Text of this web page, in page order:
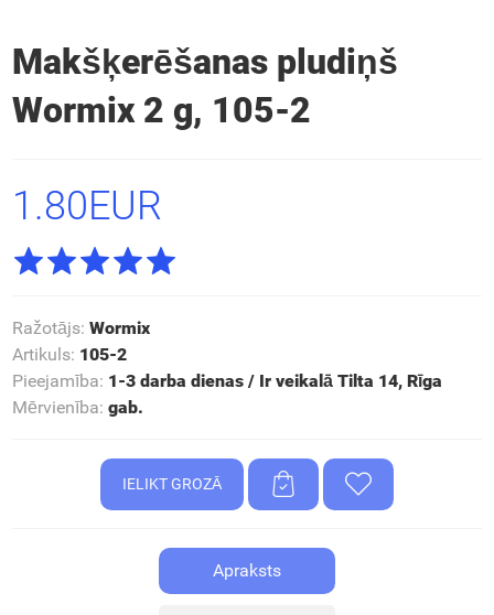
Makšķerēšanas pludiņš
Wormix 2 g, 105-2
1.80EUR
Ražotājs: Wormix
Artikuls: 105-2
Pieejamība: 1-3 darba dienas / Ir veikalā Tilta 14, Rīga
Mērvienība: gab.
Apraksts